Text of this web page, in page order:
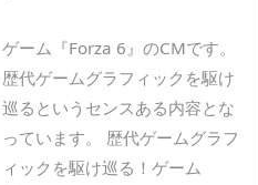
ゲーム『Forza 6』のCMです。
歴代ゲームグラフィックを駆け
巡るというセンスある内容とな
っています。 歴代ゲームグラフ
ィックを駆け巡る！ゲーム